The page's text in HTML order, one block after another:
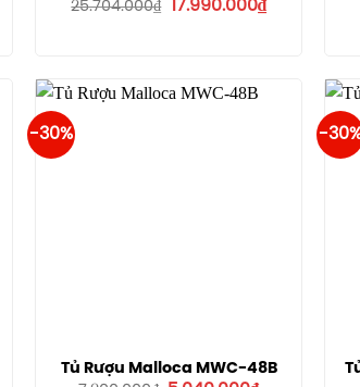
25.704.000₫ Giá
17.990.000₫Giá
hiện
-30%
Tủ Rượu Malloca MWC-48B
-